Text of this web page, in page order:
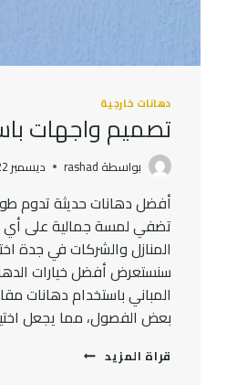
دهانات خارجية
تصميم واجهات
بواسطة rashad ديسمبر 22, 2024
أفضل دهانات حديثة تدوم
تضفي لمسة جمالية على أي
المنازل والشركات في جدة
سنستعرض أفضل خيارات
المباني باستخدام دهانات
بعض الفصول، مما يجعل
قراة المزيد تصميم